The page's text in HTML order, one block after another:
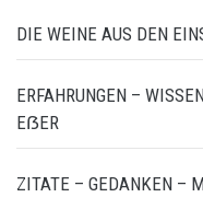
DIE WEINE AUS DEN
ERFAHRUNGEN –
EẞER
ZITATE – GEDANKEN –